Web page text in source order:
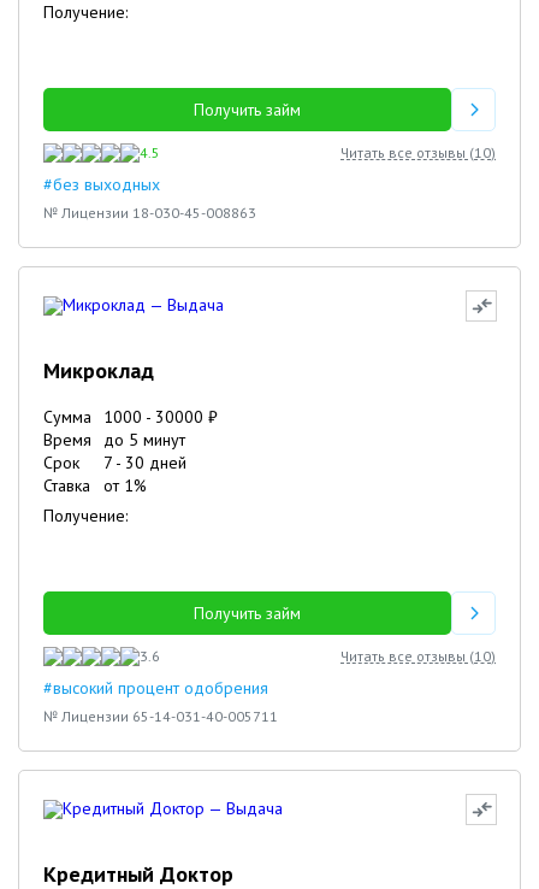
Получение:
Получить займ
4.5 Читать все отзывы (10)
#без выходных
№ Лицензии 18-030-45-008863
Микроклад
Сумма 1000 - 30000 ₽
Время
до 5 минут
Срок
7 - 30 дней
Ставка
от 1%
Получение:
Получить займ
3.6 Читать все отзывы (10)
#высокий процент одобрения
№ Лицензии 65-14-031-40-005711
Кредитный Доктор